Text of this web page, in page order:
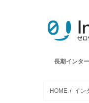
長期インタ
HOME イン